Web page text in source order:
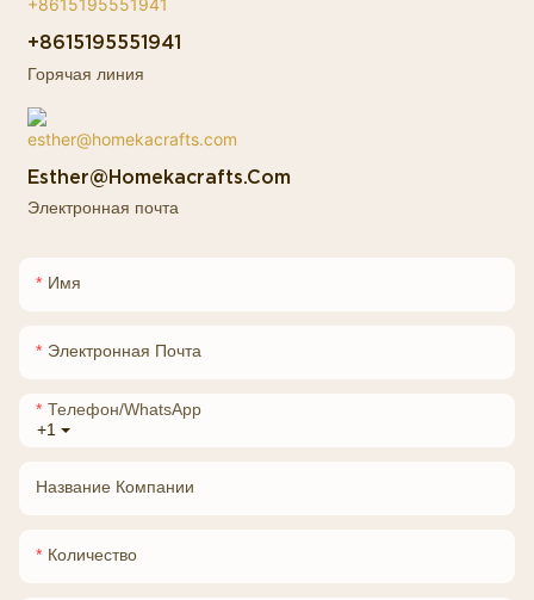
+8615195551941
Горячая линия
Esther@homekacrafts.com
Электронная почта
Имя
Электронная Почта
+1
Телефон/WhatsApp
Название Компании
Количество